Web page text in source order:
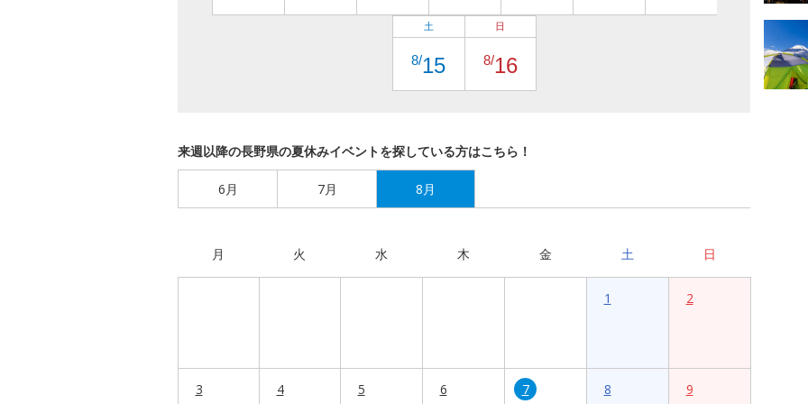
土
8/15
日
8/16
来週以降の長野県の夏休みイベントを探している方はこちら！
6月 7月 8月
月 火 水 木 金 土 日
1 2
3 4 5 6 7 8 9